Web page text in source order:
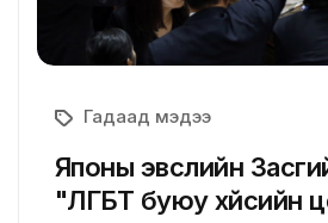
Гадаад мэдээ
Японы эвслийн
"ЛГБТ буюу хүйсийн